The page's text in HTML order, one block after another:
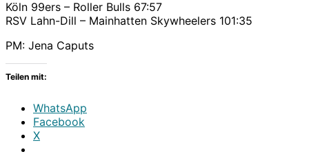
Köln 99ers – Roller Bulls 67:57
RSV Lahn-Dill – Mainhatten Skywheelers 101:35
PM: Jena Caputs
Teilen mit:
WhatsApp
Facebook
X